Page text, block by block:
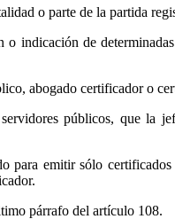
o parte de la partida
indicación de
abogado certificador o
públicos, que la
para emitir sólo
párrafo del artículo 108.